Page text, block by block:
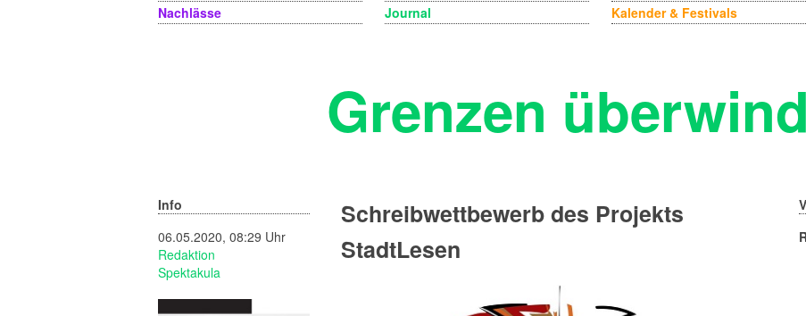
Nachlässe
Journal
Kalender & Festivals
Grenzen
Info
06.05.2020, 08:29 Uhr
Redaktion
Spektakula
Schreibwettbewerb des Projekts
StadtLesen